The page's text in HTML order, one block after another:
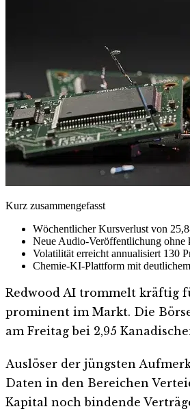
Kurz zusammengefasst
Wöchentlicher Kursverlust von
Neue Audio-Veröffentlichung ohne
Volatilität erreicht annualisiert 130
Chemie-KI-Plattform mit
Redwood AI trommelt kräftig
prominent im Markt. Die
am Freitag bei 2,95
Auslöser der jüngsten
Daten in den Bereichen
Kapital noch bindende